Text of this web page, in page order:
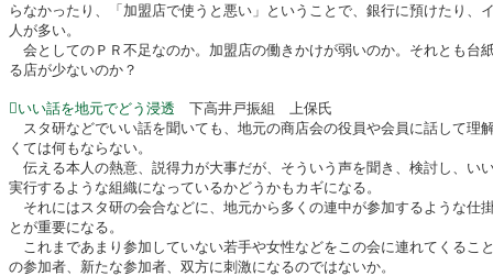
らなかったり、「加盟店で使うと悪い」ということで、銀行に預けたり、
人が多い。
会としてのＰＲ不足なのか。加盟店の働きかけが弱いのか。それとも台
る店が少ないのか？
いい話を地元でどう浸透 下高井戸振組 上保氏
スタ研などでいい話を聞いても、地元の商店会の役員や会員に話して理
くては何もならない。
伝える本人の熱意、説得力が大事だが、そういう声を聞き、検討し、い
実行するような組織になっているかどうかもカギになる。
それにはスタ研の会合などに、地元から多くの連中が参加するような仕
とが重要になる。
これまであまり参加していない若手や女性などをこの会に連れてくるこ
の参加者、新たな参加者、双方に刺激になるのではないか。